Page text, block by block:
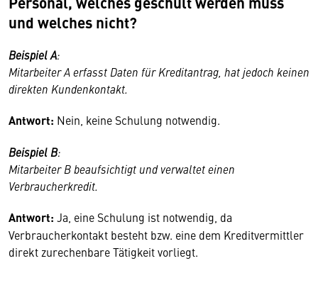
und welches nicht?
Beispiel A:
Mitarbeiter A erfasst Daten für Kreditantrag, hat jedoch keinen
direkten Kundenkontakt.
Antwort: Nein, keine Schulung notwendig.
Beispiel B:
Mitarbeiter B beaufsichtigt und verwaltet einen
Verbraucherkredit.
Antwort: Ja, eine Schulung ist notwendig, da
Verbraucherkontakt besteht bzw. eine dem Kreditvermittler
direkt zurechenbare Tätigkeit vorliegt.